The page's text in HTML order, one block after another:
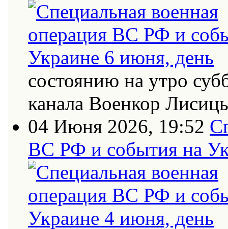
состоянию на утро
канала Военкор
04 Июня 2026, 19:52
ВС РФ и события на